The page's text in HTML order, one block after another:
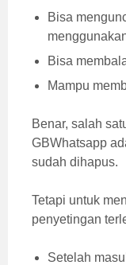
Bisa
Bisa
Mampu
Benar, salah
GBWhatsapp
sudah dihapus.
Tetapi untuk
penyetingan
Setelah